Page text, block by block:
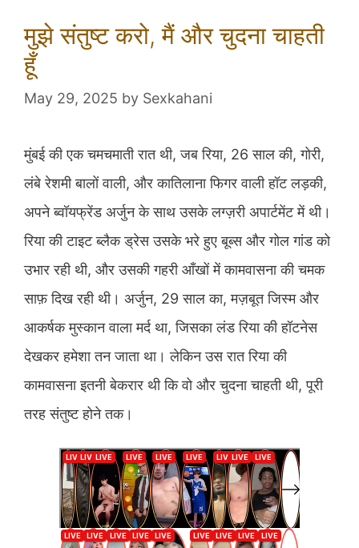
मुझे संतुष्ट करो, मैं और चुदना चाहती
हूँ
May 29, 2025 by Sexkahani
मुंबई की एक चमचमाती रात थी, जब रिया, 26 साल की, गोरी,
लंबे रेशमी बालों वाली, और कातिलाना फिगर वाली हॉट लड़की,
अपने ब्वॉयफ्रेंड अर्जुन के साथ उसके लग्ज़री अपार्टमेंट में थी।
रिया की टाइट ब्लैक ड्रेस उसके भरे हुए बूब्स और गोल गांड को
उभार रही थी, और उसकी गहरी आँखों में कामवासना की चमक
साफ़ दिख रही थी। अर्जुन, 29 साल का, मज़बूत जिस्म और
आकर्षक मुस्कान वाला मर्द था, जिसका लंड रिया की हॉटनेस
देखकर हमेशा तन जाता था। लेकिन उस रात रिया की
कामवासना इतनी बेकरार थी कि वो और चुदना चाहती थी, पूरी
तरह संतुष्ट होने तक।